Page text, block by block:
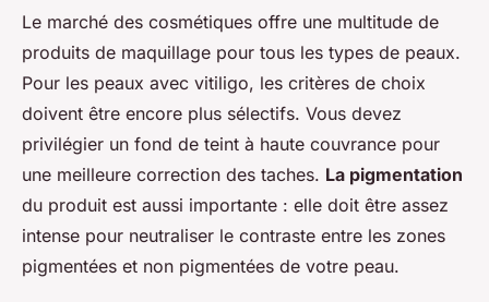
Le marché des cosmétiques offre une multitude de
produits de maquillage pour tous les types de peaux.
Pour les peaux avec vitiligo, les critères de choix
doivent être encore plus sélectifs. Vous devez
privilégier un fond de teint à haute couvrance pour
une meilleure correction des taches. La pigmentation
du produit est aussi importante : elle doit être assez
intense pour neutraliser le contraste entre les zones
pigmentées et non pigmentées de votre peau.